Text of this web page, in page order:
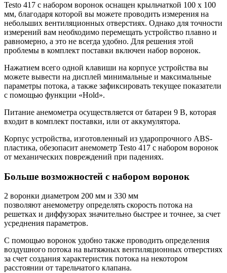
Testo 417 с набором воронок оснащен крыльчаткой 100 x 100
мм, благодаря которой вы можете проводить измерения на
небольших вентиляционных отверстиях. Однако для точности
измерений вам необходимо перемещать устройство плавно и
равномерно, а это не всегда удобно. Для решения этой
проблемы в комплект поставки включен набор воронок.
Нажатием всего одной клавиши на корпусе устройства вы
можете вывести на дисплей минимальные и максимальные
параметры потока, а также зафиксировать текущее показатели
с помощью функции «Hold».
Питание анемометра осуществляется от батареи 9 В, которая
входит в комплект поставки, или от аккумулятора.
Корпус устройства, изготовленный из ударопрочного ABS-
пластика, обезопасит анемометр Testo 417 с набором воронок
от механических повреждений при падениях.
Больше возможностей с набором воронок
2 воронки диаметром 200 мм и 330 мм
позволяют анемометру определять скорость потока на
решетках и диффузорах значительно быстрее и точнее, за счет
усреднения параметров.
С помощью воронок удобно также проводить определения
воздушного потока на вытяжных вентиляционных отверстиях
за счет создания характеристик потока на некотором
расстоянии от тарельчатого клапана.